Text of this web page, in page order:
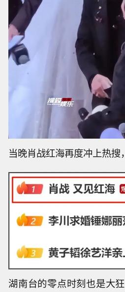
当晚肖战红海再度冲上热搜
湖南台的零点时刻也是大